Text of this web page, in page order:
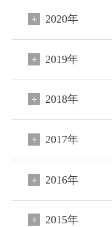
2020年
2019年
2018年
2017年
2016年
2015年